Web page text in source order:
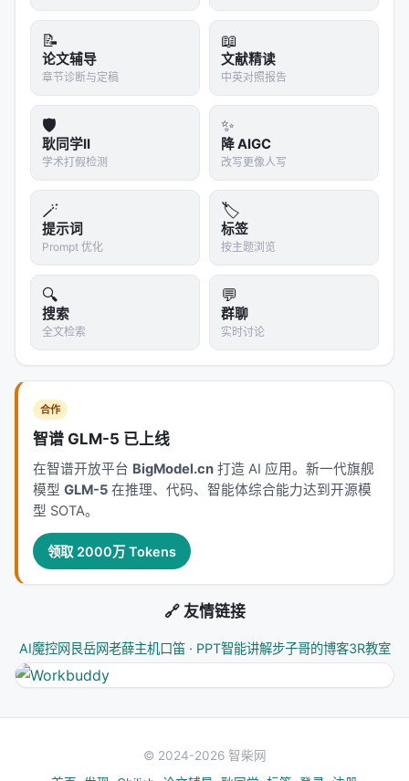
A Comprehensive Survey of Deep Research: Sy
stems, Methodologies, and A…
A Survey of LLM-based Deep Search Agents: P
aradigm, Optimization, Eval…
A Survey of Scientific Large Language Models:
From Data Foundations to…
Towards Scientific Intelligence: A Survey of LL
M-based Scientific Agen…
AgentIR: Reasoning-Aware Retrieval for Deep R
esearch Agents, Mar 2026,…
Agentic Reasoning: A Streamlined Framework f
or Enhancing LLM Reasoning…
参考文献
原文：DeepResearcher: Scaling Deep Research
Environments, Apr 2025, arxiv. arXiv / 出版源见
链接。
---
深度分析附录
技术脉络定位
本工作处于information_retrieval与大规模搜索/推
荐系统交叉地带。从系统视角看，它回应的是「如何
职责边界」这一核心问题。若将经典搜索栈比作漏
斗：召回负责覆盖，精排负责判别，生成负责呈现；
📝
论文辅导
章节诊断与定稿
📖
文献精读
中英对照报告
🛡️
耿同学II
学术打假检测
✨
降 AIGC
改写更像人写
🪄
提示词
Prompt 优化
🏷️
标签
按主题浏览
🔍
搜索
全文检索
💬
群聊
实时讨论
合作
智谱 GLM-5 已上线
在智谱开放平台 BigModel.cn 打造 AI 应用。新一代旗舰
模型 GLM-5 在推理、代码、智能体综合能力达到开源模
型 SOTA。
领取 2000万 Tokens
🔗 友情链接
AI魔控网 艮岳网老薛主机口笛 · PPT智能讲解步子哥的博客3R教室
© 2024-2026 智柴网